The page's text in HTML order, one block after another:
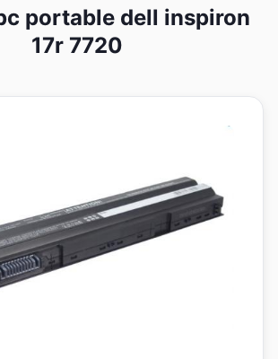
portable dell inspiron
17r 7720